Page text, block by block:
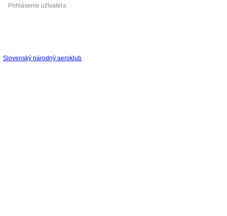
Prihlásenie užívateľa
Slovenský národný aeroklub